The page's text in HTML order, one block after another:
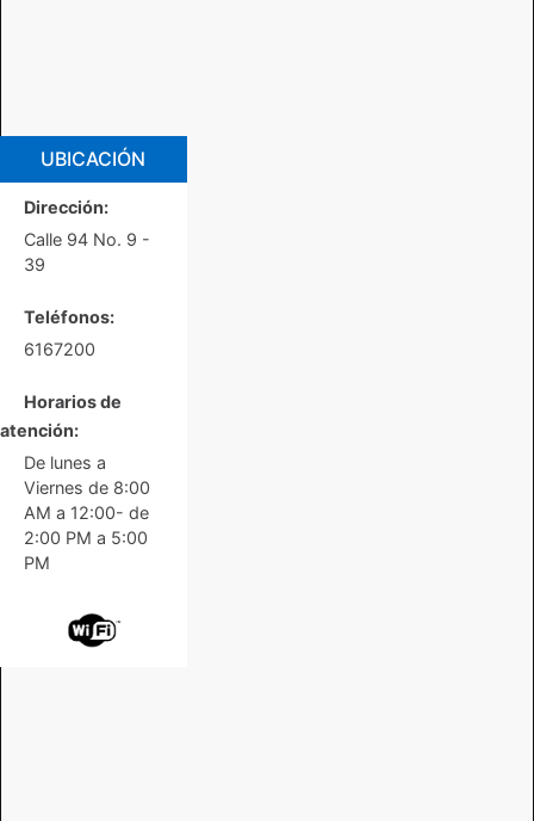
UBICACIÓN
Dirección:
Calle 94 No. 9 -
39
Teléfonos:
6167200
Horarios de
atención:
De lunes a
Viernes de 8:00
AM a 12:00- de
2:00 PM a 5:00
PM